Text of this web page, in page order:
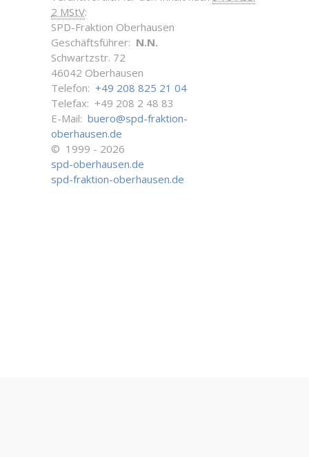
2 MStV:
SPD-Fraktion Oberhausen
Geschäftsführer: N.N.
Schwartzstr. 72
46042 Oberhausen
Telefon: +49 208 825 21 04
Telefax: +49 208 2 48 83
E-Mail: buero@spd-fraktion-
oberhausen.de
© 1999 - 2026
spd-oberhausen.de
spd-fraktion-oberhausen.de